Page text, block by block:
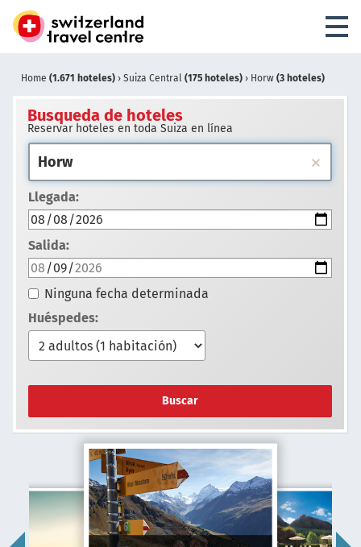
Home (1.671 hoteles) › Suiza Central (175 hoteles) › Horw (3 hoteles)
Busqueda de hoteles
Reservar hoteles en toda Suiza en línea
Llegada:
Salida:
Ninguna fecha determinada
Huéspedes:
Buscar